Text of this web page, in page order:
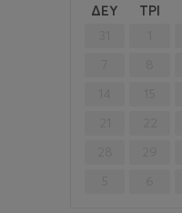
ΔΕΥ ΤΡΙ